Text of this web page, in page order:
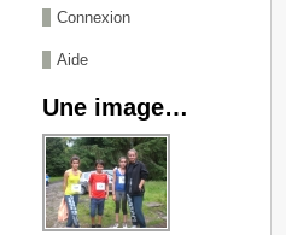
Connexion
Aide
Une image…